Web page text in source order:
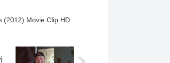
(2012) Movie Clip HD